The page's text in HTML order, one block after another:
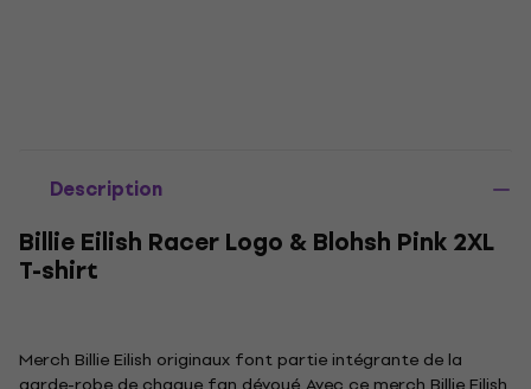
Description
Billie Eilish Racer Logo & Blohsh Pink 2XL
T-shirt
Merch Billie Eilish originaux font partie intégrante de la